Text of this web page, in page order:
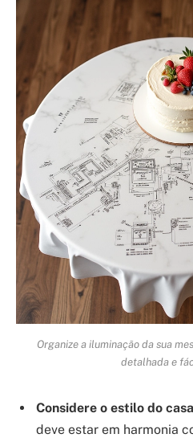
Organize a iluminação da sua
detalhada e
Considere o estilo do
deve estar em harmonia